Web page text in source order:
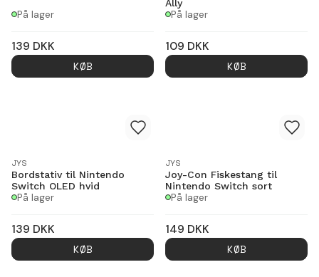
På lager
139 DKK
KØB
Ally
På lager
109 DKK
KØB
JYS
Bordstativ til Nintendo
Switch OLED hvid
På lager
139 DKK
KØB
JYS
Joy-Con Fiskestang til
Nintendo Switch sort
På lager
149 DKK
KØB